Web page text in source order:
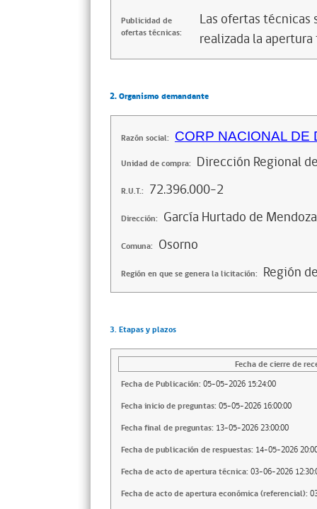
Publicidad de
ofertas técnicas:
Las ofertas
realizada la
2. Organismo demandante
Razón social: CORP NACIONAL DE
Unidad de compra: Dirección Regional
R.U.T.: 72.396.000-2
Dirección: García Hurtado de
Comuna: Osorno
Región en que se genera la licitación: Región
3. Etapas y plazos
Fecha de cierre de
Fecha de Publicación: 05-05-2026 15:24:00
Fecha inicio de preguntas: 05-05-2026 16:00:00
Fecha final de preguntas: 13-05-2026 23:00:00
Fecha de publicación de respuestas: 14-05-2026
Fecha de acto de apertura técnica: 03-06-2026
Fecha de acto de apertura económica (referencial):